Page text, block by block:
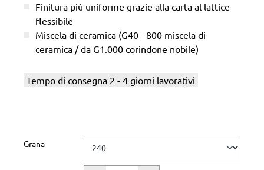
Finitura più uniforme grazie alla carta al lattice
flessibile
Miscela di ceramica (G40 - 800 miscela di
ceramica / da G1.000 corindone nobile)
Tempo di consegna 2 - 4 giorni lavorativi
Seleziona
Grana